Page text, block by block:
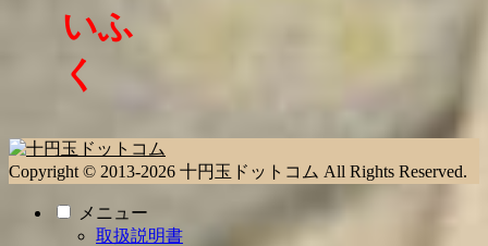
いふ
く
Copyright © 2013-2026 十円玉ドットコム All Rights Reserved.
メニュー
取扱説明書